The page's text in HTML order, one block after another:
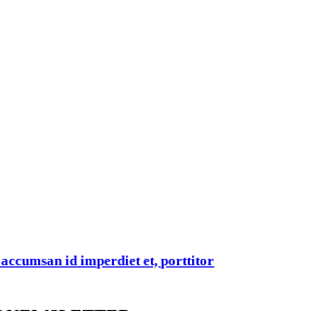
id imperdiet et, porttitor